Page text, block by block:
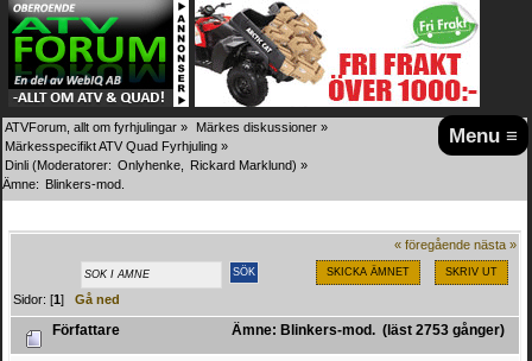
Menu ≡
ATVForum, allt om fyrhjulingar » Märkes diskussioner »
Märkesspecifikt ATV Quad Fyrhjuling »
Dinli (Moderatorer: Onlyhenke Rickard Marklund) »
Ämne: Blinkers-mod.
« föregående nästa »
SKICKA ÄMNET SKRIV UT
Sidor: [1]Gå ned
Författare Ämne: Blinkers-mod. (läst 2753 gånger)